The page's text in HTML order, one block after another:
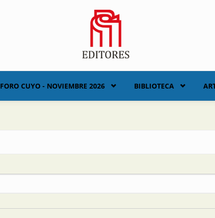
FORO CUYO - NOVIEMBRE 2026 BIBLIOTECA